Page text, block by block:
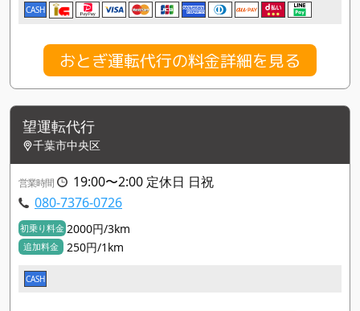
CASH
おとぎ運転代行の料金詳細を見る
望運転代行
千葉市中央区
営業時間
19:00〜2:00 定休日 日祝
080-7376-0726
初乗り料金 2000円/3km
追加料金 250円/1km
CASH